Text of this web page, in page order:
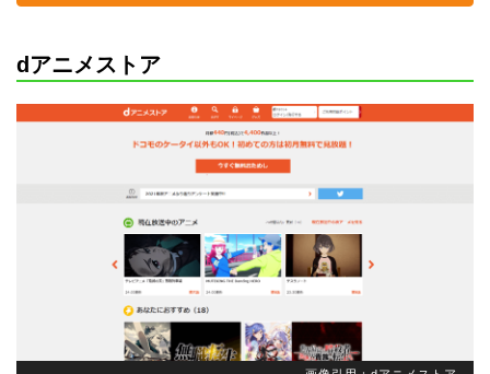
dアニメストア